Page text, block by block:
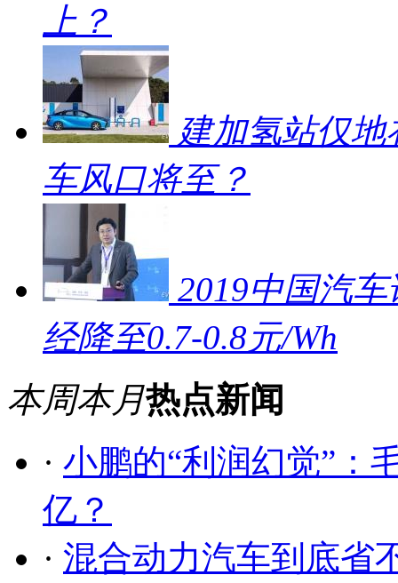
上？
建加氢站仅地
车风口将至？
2019中国汽
经降至0.7-0.8元/Wh
本周本月热点新闻
· 小鹏的“利润幻觉”：
亿？
· 混合动力汽车到底省